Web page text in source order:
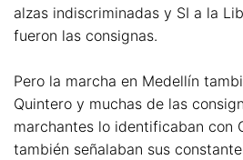
alzas indiscriminadas y SI a la
fueron las consignas.
Pero la marcha en Medellín
Quintero y muchas de las
marchantes lo identificaban con
también señalaban sus